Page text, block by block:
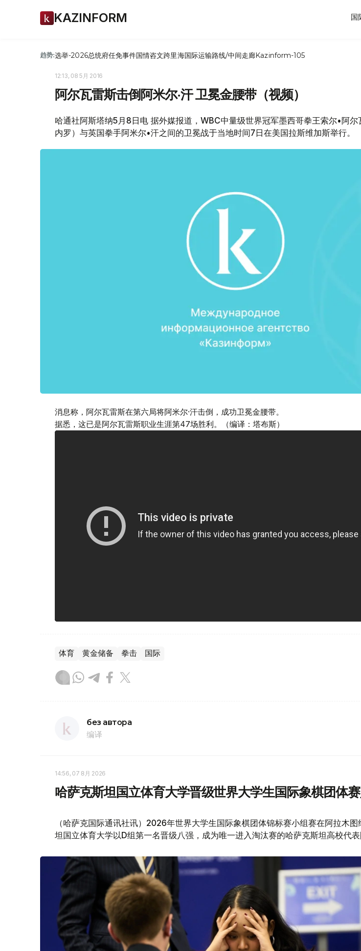
KAZINFORM 国
趋势:选举-2026总统府任免事件国情咨文跨里海国际运输路线/中间走廊Kazinform-105
12:13, 08 5月 2016
阿尔瓦雷斯击倒阿米尔·汗 卫冕金腰带（视频）
哈通社阿斯塔纳5月8日电 据外媒报道，WBC中量级世界冠军墨西哥拳王索尔•阿尔
内罗）与英国拳手阿米尔•汗之间的卫冕战于当地时间7日在美国拉斯维加斯举行。
消息称，阿尔瓦雷斯在第六局将阿米尔·汗击倒，成功卫冕金腰带。
据悉，这已是阿尔瓦雷斯职业生涯第47场胜利。（编译：塔布斯）
体育 黄金储备 拳击 国际
без автора
编译
14:56, 07 8月 2026
哈萨克斯坦国立体育大学晋级世界大学生国际象棋团体
（哈萨克国际通讯社讯）2026年世界大学生国际象棋团体锦标赛小组赛在阿拉木
坦国立体育大学以D组第一名晋级八强，成为唯一进入淘汰赛的哈萨克斯坦高校代表